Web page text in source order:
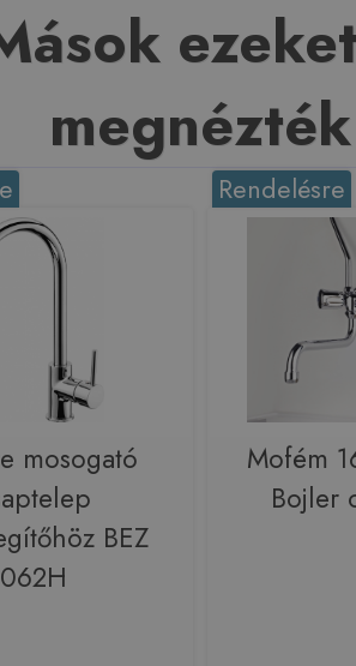
megnézték
mosogató
BEZ
062H
Rendelésre
Mofém
Bojler